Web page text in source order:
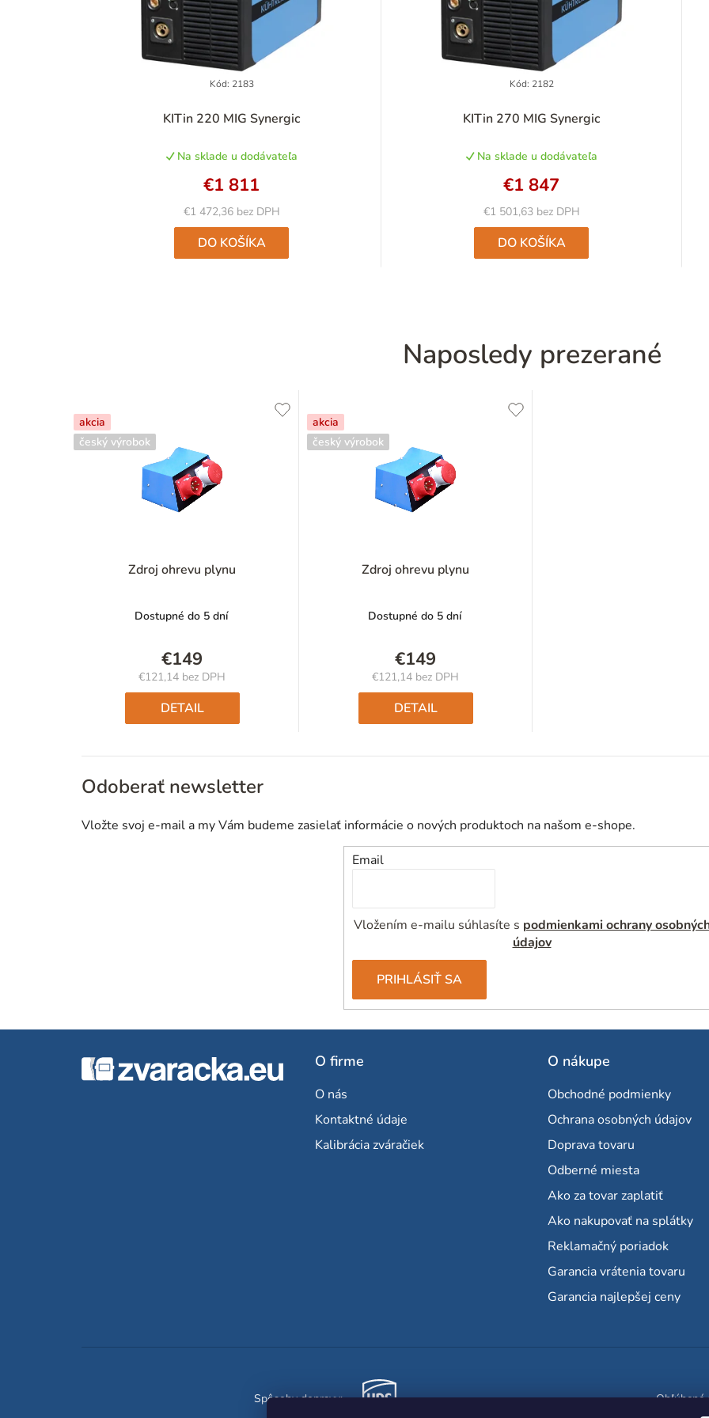
KITin 220 MIG Synergic
Na sklade u dodávateľa
€1 472,36 bez DPH
€1 811
DO KOŠÍKA
Kód: 2183
KITin 270 MIG Synergic
Na sklade u dodávateľa
€1 501,63 bez DPH
€1 847
DO KOŠÍKA
Kód: 2182
Naposledy prezerané
akcia
český výrobok
Zdroj ohrevu plynu
Dostupné do 5 dní
€149
€121,14 bez DPH
Jednotková
cena:
DETAIL
akcia
český výrobok
Zdroj ohrevu plynu
Dostupné do 5 dní
€149
€121,14 bez DPH
Jednotková
cena:
DETAIL
Odoberať newsletter
Vložte svoj e-mail a my Vám budeme zasielať informácie o nových produktoch na našom e-shope.
Email
Vložením e-mailu súhlasíte s podmienkami ochrany
údajov
PRIHLÁSIŤ SA
O firme
O nás
Kontaktné údaje
Kalibrácia zváračiek
O nákupe
Obchodné podmienky
Ochrana osobných údajov
Doprava tovaru
Odberné miesta
Ako za tovar zaplatiť
Ako nakupovať na splátky
Reklamačný poriadok
Garancia vrátenia tovaru
Garancia najlepšej ceny
Spôsoby dopravy: Obľúbené